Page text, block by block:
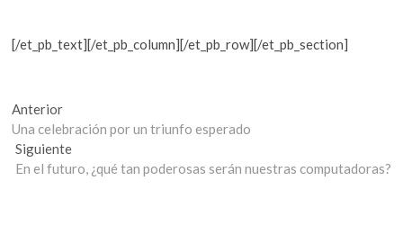
[/et_pb_text][/et_pb_column][/et_pb_row][/et_pb_section]
Navegación
de
entradas
AnteriorEntrada
anterior:
Una celebración por un triunfo esperado
SiguienteEntrada
siguiente:
En el futuro, ¿qué tan poderosas serán nuestras computadoras?